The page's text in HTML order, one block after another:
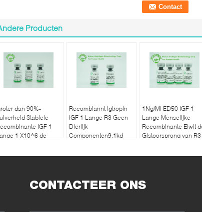
Producten
dan 90%-
Stabiele
IGF 1
1 X10^6 de
Recombiannt Igtropin
IGF 1 Lange R3 Geen
Dierlijk
Componenten9.1kd
1Ng/Ml ED50 IGF 1
Lange Menselijke
Recombinante Eiwit
Gistoorsprong van R3
CONTACTEER ONS